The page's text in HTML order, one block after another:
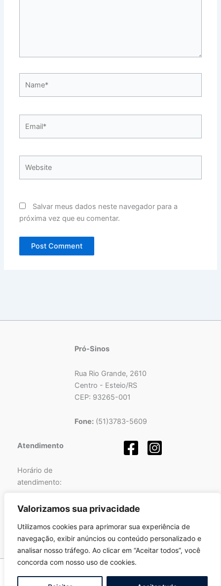
Valorizamos sua privacidade
Utilizamos cookies para aprimorar sua experiência de
navegação, exibir anúncios ou conteúdo personalizado e
analisar nosso tráfego. Ao clicar em “Aceitar todos”, você
concorda com nosso uso de cookies.
Salvar meus dados neste navegador para a
próxima vez que eu comentar.
Pró-Sinos
Rua Rio Grande, 2610
Centro - Esteio/RS
CEP: 93265-001
Fone:(51)3783-5609
Atendimento
Horário de
atendimento:
Segunda a Sexta-feira
das13hàs17h.
Copyright © 2026 Pró-Sinos | Desenvolvido porFortalezatec